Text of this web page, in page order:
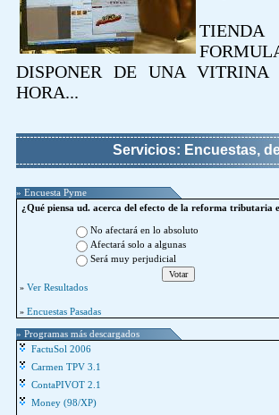
DISPONER DE UNA
HORA...
Servicios: Encuestas,
» Encuesta Pyme
¿Qué piensa ud. acerca del efecto de la reforma tributaria
No afectará en lo absoluto
Afectará solo a algunas
Será muy perjudicial
» Ver Resultados
» Encuestas Pasadas
» Programas más descargados
FactuSol 2006
Carmen TPV 3.1
ContaPIVOT 2.1
Money (98/XP)